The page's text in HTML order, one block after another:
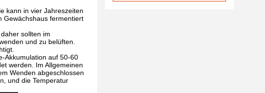
kann in vier Jahreszeiten
Gewächshaus fermentiert
sollten im
und zu belüften.
Akkumulation auf 50-60
werden. Im Allgemeinen
Wenden abgeschlossen
und die Temperatur